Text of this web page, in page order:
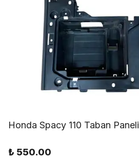
Honda Spacy 110 Taban Paneli
₺ 550.00